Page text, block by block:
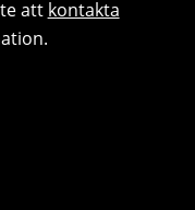
att kontakta